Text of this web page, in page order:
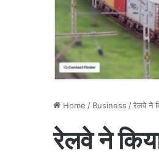
Home / Business /रेलवे ने
रेलवे ने